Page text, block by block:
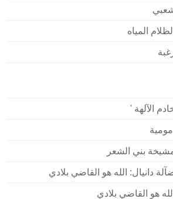
المياه
الآلهة '
بني الشعر
دانيال: الله هو القاضي بلادي
هو القاضي بلادي